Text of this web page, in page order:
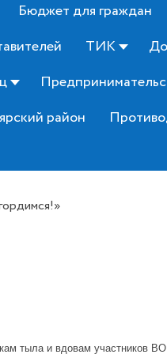
Бюджет для граждан
ТИК
район
тыла и вдовам участников